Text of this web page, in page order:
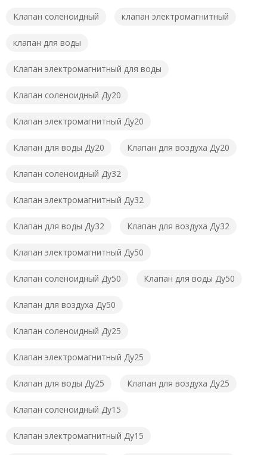
Клапан соленоидный клапан электромагнитный
клапан для воды
Клапан электромагнитный для воды
Клапан соленоидный Ду20
Клапан электромагнитный Ду20
Клапан для воды Ду20 Клапан для воздуха Ду20
Клапан соленоидный Ду32
Клапан электромагнитный Ду32
Клапан для воды Ду32 Клапан для воздуха Ду32
Клапан электромагнитный Ду50
Клапан соленоидный Ду50 Клапан для воды Ду50
Клапан для воздуха Ду50
Клапан соленоидный Ду25
Клапан электромагнитный Ду25
Клапан для воды Ду25 Клапан для воздуха Ду25
Клапан соленоидный Ду15
Клапан электромагнитный Ду15